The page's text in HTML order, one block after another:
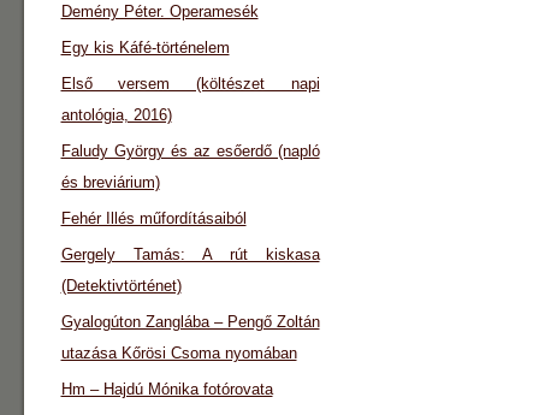
Demény Péter. Operamesék
Egy kis Káfé-történelem
Első versem (költészet napi
antológia, 2016)
Faludy György és az esőerdő (napló
és breviárium)
Fehér Illés műfordításaiból
Gergely Tamás: A rút kiskasa
(Detektivtörténet)
Gyalogúton Zanglába – Pengő Zoltán
utazása Kőrösi Csoma nyomában
Hm – Hajdú Mónika fotórovata